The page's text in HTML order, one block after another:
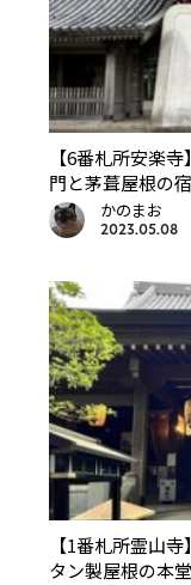
【6番札所安楽
門と茅葺屋根の
かのまお
2023.05.08
【1番札所霊山
タン製屋根の本堂